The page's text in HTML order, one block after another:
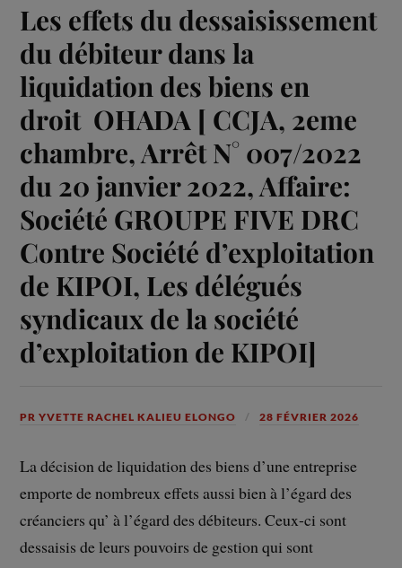
Les effets du dessaisissement
du débiteur dans la
liquidation des biens en
droit OHADA [ CCJA, 2eme
chambre, Arrêt N° 007/2022
du 20 janvier 2022, Affaire:
Société GROUPE FIVE DRC
Contre Société d’exploitation
de KIPOI, Les délégués
syndicaux de la société
d’exploitation de KIPOI]
PR YVETTE RACHEL KALIEU ELONGO 28 FÉVRIER 2026
La décision de liquidation des biens d’une entreprise
emporte de nombreux effets aussi bien à l’égard des
créanciers qu’ à l’égard des débiteurs. Ceux-ci sont
dessaisis de leurs pouvoirs de gestion qui sont